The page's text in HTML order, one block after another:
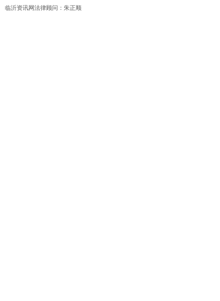
临沂资讯网法律顾问：朱正顺